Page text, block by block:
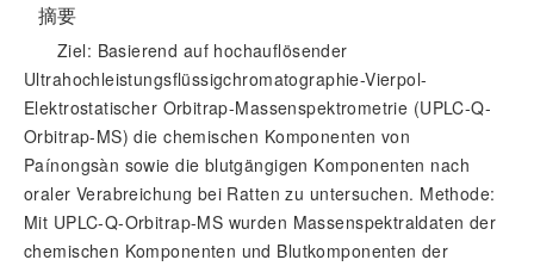
摘要
Ziel: Basierend auf hochauflösender
Ultrahochleistungsflüssigchromatographie-Vierpol-
Elektrostatischer Orbitrap-Massenspektrometrie (UPLC-Q-
Orbitrap-MS) die chemischen Komponenten von
Paínongsàn sowie die blutgängigen Komponenten nach
oraler Verabreichung bei Ratten zu untersuchen. Methode:
Mit UPLC-Q-Orbitrap-MS wurden Massenspektraldaten der
chemischen Komponenten und Blutkomponenten der